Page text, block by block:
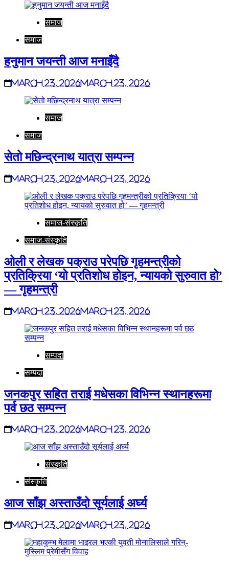
समाज
समाज
हनुमान जयन्ती आज मनाइँदै
March 23, 2026March 23, 2026
समाज
समाज
सेतो मछिन्द्रनाथ यात्रा सम्पन्न
March 23, 2026March 23, 2026
समाज-संस्कृति
समाज-संस्कृति
ओली र लेखक पक्राउ परेपछि गृहमन्त्रीको
प्रतिक्रिया ‘यो प्रतिशोध होइन, न्यायको सुरुवात हो’
— गृहमन्त्री
March 23, 2026March 23, 2026
सम्पदा
सम्पदा
जनकपुर सहित तराई मधेसका विभिन्न स्थानहरूमा
पर्व छठ सम्पन्न
March 23, 2026March 23, 2026
संस्कृति
संस्कृति
आज साँझ अस्ताउँदो सूर्यलाई अर्घ्य
March 23, 2026March 23, 2026